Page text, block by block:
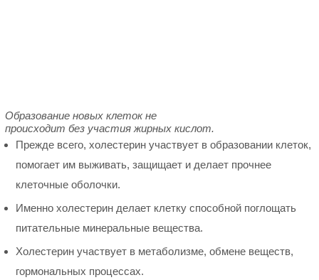
Образование новых клеток не
происходит без участия жирных кислот.
Прежде всего, холестерин участвует в образовании клеток,
помогает им выживать, защищает и делает прочнее
клеточные оболочки.
Именно холестерин делает клетку способной поглощать
питательные минеральные вещества.
Холестерин участвует в метаболизме, обмене веществ,
гормональных процессах.